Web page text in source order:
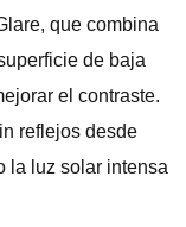
que combina
de baja
el contraste.
reflejos desde
la luz solar intensa